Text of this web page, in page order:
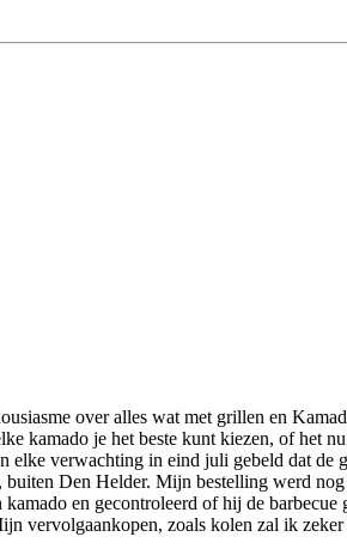
over alles wat met grillen en
kamado je het beste kunt kiezen, of het
elke verwachting in eind juli gebeld dat
Den Helder. Mijn bestelling werd
en gecontroleerd of hij de
vervolgaankopen, zoals kolen zal ik